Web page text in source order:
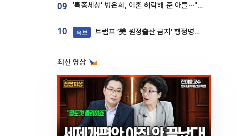
09 '특종세상' 방은희, 이혼 허락해 준 아들⋯"너무 잘 커줬다" 오열
10 속보 트럼프 ‘美 원정출산 금지’ 행정명령 서명
최신 영상